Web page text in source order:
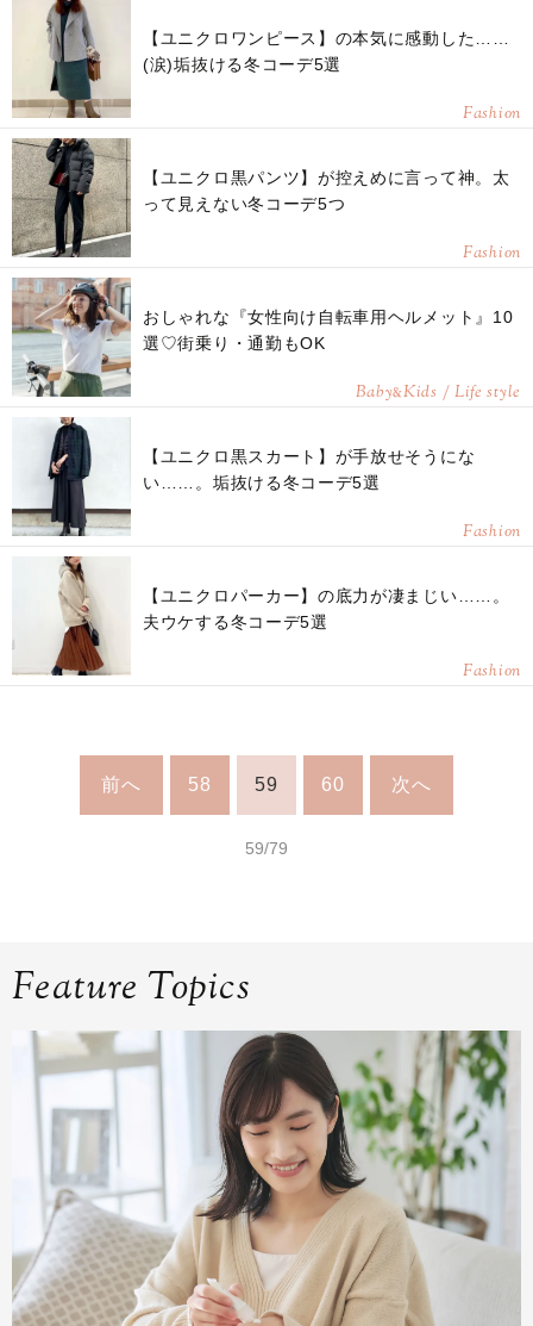
【ユニクロワンピース】の本気に感動した……
(涙)垢抜ける冬コーデ5選
Fashion
【ユニクロ黒パンツ】が控えめに言って神。太
って見えない冬コーデ5つ
Fashion
おしゃれな『女性向け自転車用ヘルメット』10
選♡街乗り・通勤もOK
Baby&Kids / Life style
【ユニクロ黒スカート】が手放せそうにな
い……。垢抜ける冬コーデ5選
Fashion
【ユニクロパーカー】の底力が凄まじい……。
夫ウケする冬コーデ5選
Fashion
前へ 58 59 60 次へ
59/79
Feature Topics